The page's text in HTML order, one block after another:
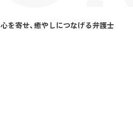
を寄せ、癒やしにつなげる弁護士